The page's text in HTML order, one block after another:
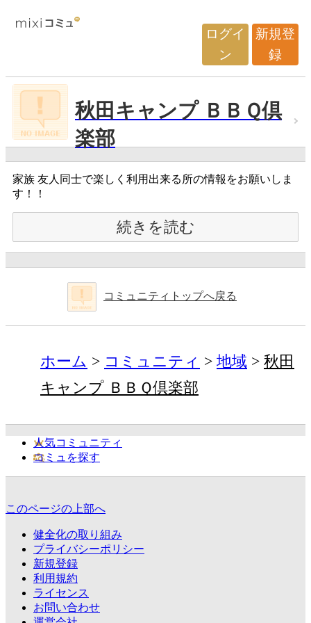
ログイ
ン
新規登
録
秋田キャンプ ＢＢＱ倶
楽部
家族 友人同士で楽しく利用出来る所の情報をお願いしま
す！！
続きを読む
コミュニティトップへ戻る
ホーム コミュニティ 地域
秋田
キャンプ ＢＢＱ倶楽部
人気コミュニティ
コミュを探す
このページの上部へ
健全化の取り組み
プライバシーポリシー
新規登録
利用規約
ライセンス
お問い合わせ